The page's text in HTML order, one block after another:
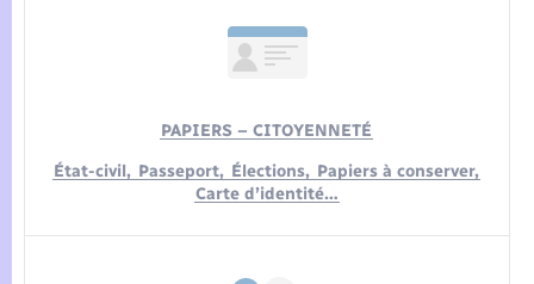
Voirie et espace public
PAPIERS – CITOYENNETÉ
État-civil, Passeport, Élections, Papiers à conserver,
Carte d’identité…